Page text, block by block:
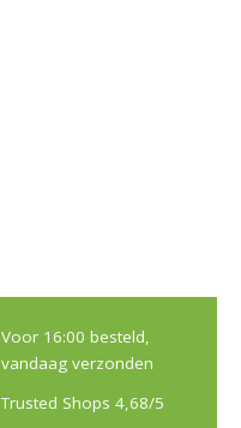
Voor 16:00 besteld,
vandaag verzonden
Trusted Shops 4,68/5